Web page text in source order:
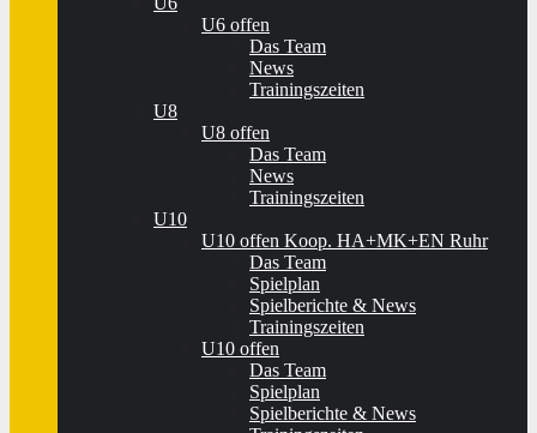
U6 offen
Das Team
News
Trainingszeiten
U8
U8 offen
Das Team
News
Trainingszeiten
U10
U10 offen Koop. HA+MK+EN Ruhr
Das Team
Spielplan
Spielberichte & News
Trainingszeiten
U10 offen
Das Team
Spielplan
Spielberichte & News